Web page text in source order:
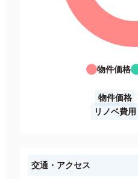
物件価格
物件価格
リノベ費用
交通・アクセス